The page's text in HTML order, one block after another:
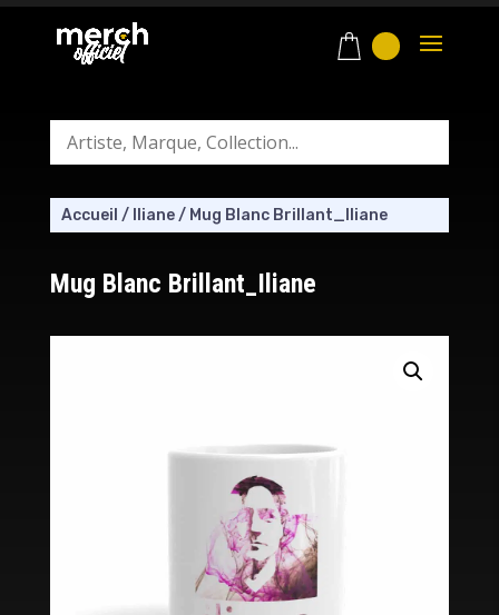
Accueil / Iliane/ Mug Blanc Brillant_Iliane
Mug Blanc Brillant_Iliane